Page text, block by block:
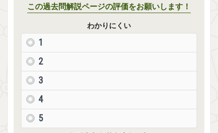
この過去問解説ページの評価をお願いします！
わかりにくい
1
2
3
4
5